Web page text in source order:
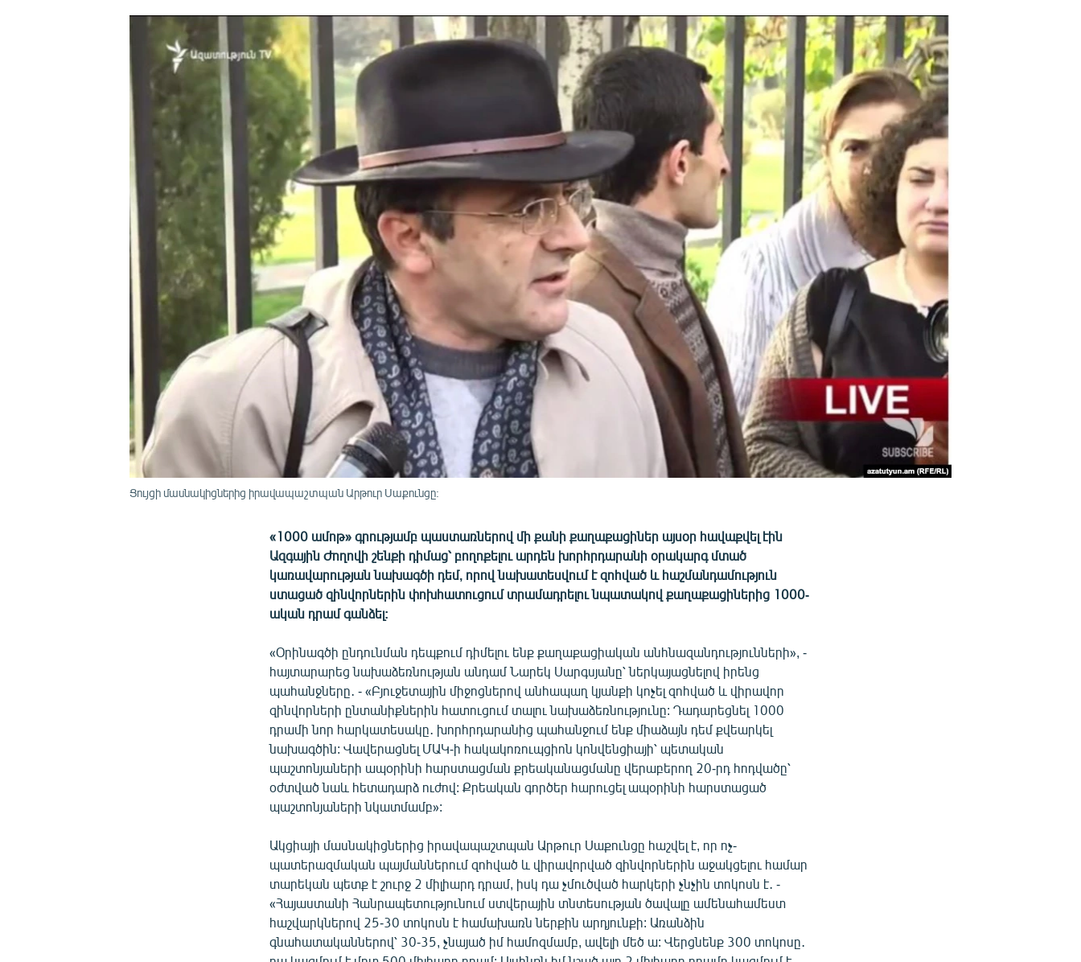
ՄԵԿՆԱԲԱՆՈՒԹՅՈՒՆ
ՁԳՏԵԼՈՎ ԼԱՎԱԳՈՒՅՆԻՆ
Ցույցի մասնակիցներից իրավապաշտպան Արթուր Սաքունցը:
«1000 ամոթ» գրությամբ պաստառներով մի քանի քաղաքացիներ այսօր հավաքվել էին
Ազգային Ժողովի շենքի դիմաց՝ բողոքելու արդեն խորհրդարանի օրակարգ մտած
կառավարության նախագծի դեմ, որով նախատեսվում է զոհված և հաշմանդամություն
ստացած զինվորներին փոխհատուցում տրամադրելու նպատակով քաղաքացիներից 1000-
ական դրամ գանձել:
«Օրինագծի ընդունման դեպքում դիմելու ենք քաղաքացիական անհնազանդությունների», -
հայտարարեց նախաձեռնության անդամ Նարեկ Սարգսյանը՝ ներկայացնելով իրենց
պահանջները․ - «Բյուջետային միջոցներով անհապաղ կյանքի կոչել զոհված և վիրավոր
զինվորների ընտանիքներին հատուցում տալու նախաձեռնությունը: Դադարեցնել 1000
դրամի նոր հարկատեսակը․ խորհրդարանից պահանջում ենք միաձայն դեմ քվեարկել
նախագծին: Վավերացնել ՄԱԿ-ի հակակոռուպցիոն կոնվենցիայի՝ պետական
պաշտոնյաների ապօրինի հարստացման քրեականացմանը վերաբերող 20-րդ հոդվածը՝
օժտված նաև հետադարձ ուժով: Քրեական գործեր հարուցել ապօրինի հարստացած
պաշտոնյաների նկատմամբ»:
Ակցիայի մասնակիցներից իրավապաշտպան Արթուր Սաքունցը հաշվել է, որ ոչ-
պատերազմական պայմաններում զոհված և վիրավորված զինվորներին աջակցելու համար
տարեկան պետք է շուրջ 2 միլիարդ դրամ, իսկ դա չմուծված հարկերի չնչին տոկոսն է․ -
«Հայաստանի Հանրապետությունում ստվերային տնտեսության ծավալը ամենահամեստ
հաշվարկներով 25-30 տոկոսն է համախառն ներքին արդյունքի: Առանձին
գնահատականներով՝ 30-35, չնայած իմ համոզմամբ, ավելի մեծ ա: Վերցնենք 300 տոկոսը․